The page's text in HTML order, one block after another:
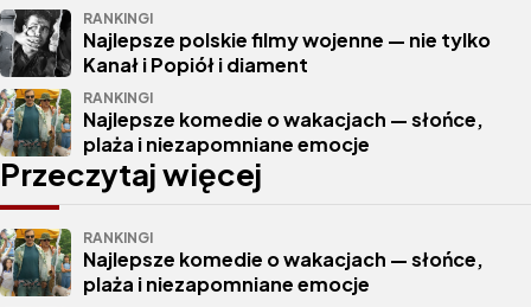
RANKINGI
Najlepsze polskie filmy wojenne — nie tylko
Kanał i Popiół i diament
RANKINGI
Najlepsze komedie o wakacjach — słońce,
plaża i niezapomniane emocje
Przeczytaj więcej
RANKINGI
Najlepsze komedie o wakacjach — słońce,
plaża i niezapomniane emocje